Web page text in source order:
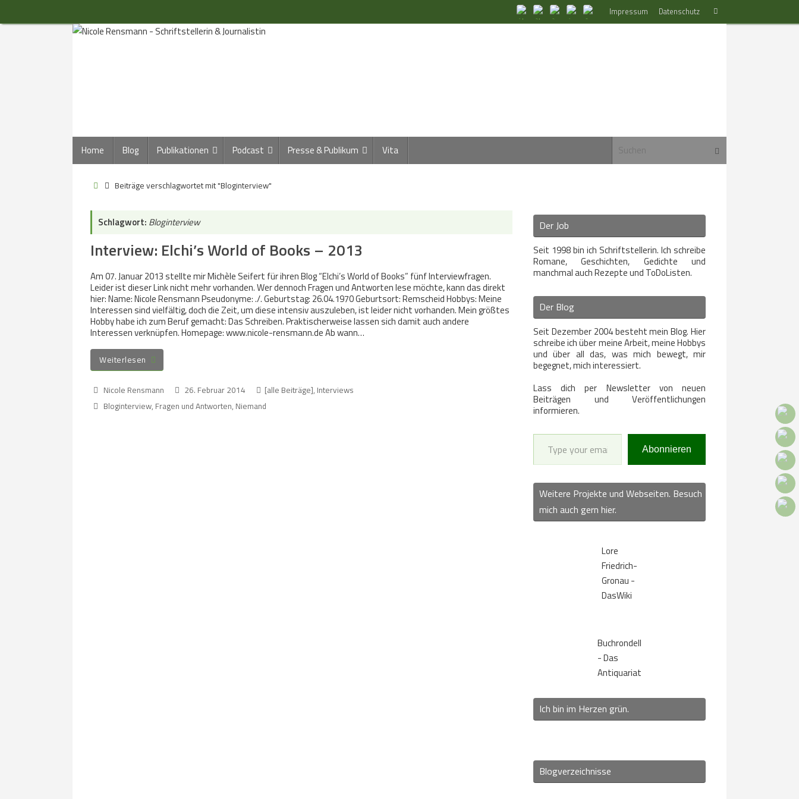
Inhalt
Impressum Datenschutz
nach:
Suchen
Inhalt
springen
Home Blog Publikationen Podcast Presse & Publikum Vita Suchen
StartBeiträge verschlagwortet mit "Bloginterview"
Schlagwort: Bloginterview
Interview: Elchi’s World of Books – 2013
Am 07. Januar 2013 stellte mir Michèle Seifert für ihren Blog “Elchi’s World of Books” fünf Interviewfragen.
Leider ist dieser Link nicht mehr vorhanden. Wer dennoch Fragen und Antworten lese möchte, kann das direkt
hier: Name: Nicole Rensmann Pseudonyme: ./. Geburtstag: 26.04.1970 Geburtsort: Remscheid Hobbys: Meine
Interessen sind vielfältig, doch die Zeit, um diese intensiv auszuleben, ist leider nicht vorhanden. Mein größtes
Hobby habe ich zum Beruf gemacht: Das Schreiben. Praktischerweise lassen sich damit auch andere
Interessen verknüpfen. Homepage: www.nicole-rensmann.de Ab wann…
Weiterlesen
Nicole Rensmann 26. Februar 2014 [alle Beiträge], Interviews
Bloginterview, Fragen und Antworten, Niemand
Der Job
Seit 1998 bin ich Schriftstellerin. Ich schreibe
Romane, Geschichten, Gedichte und
manchmal auch Rezepte und ToDoListen.
Der Blog
Seit Dezember 2004 besteht mein Blog. Hier
schreibe ich über meine Arbeit, meine Hobbys
und über all das, was mich bewegt, mir
begegnet, mich interessiert.
Lass dich per Newsletter von neuen
Beiträgen und Veröffentlichungen
informieren.
Type your email…
Abonnieren
Weitere Projekte und Webseiten. Besuch
mich auch gern hier.
Lore
Friedrich-
Gronau -
DasWiki
Buchrondell
- Das
Antiquariat
Ich bin im Herzen grün.
Blogverzeichnisse